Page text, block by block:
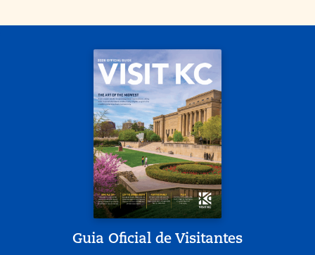
Guia Oficial de Visitantes